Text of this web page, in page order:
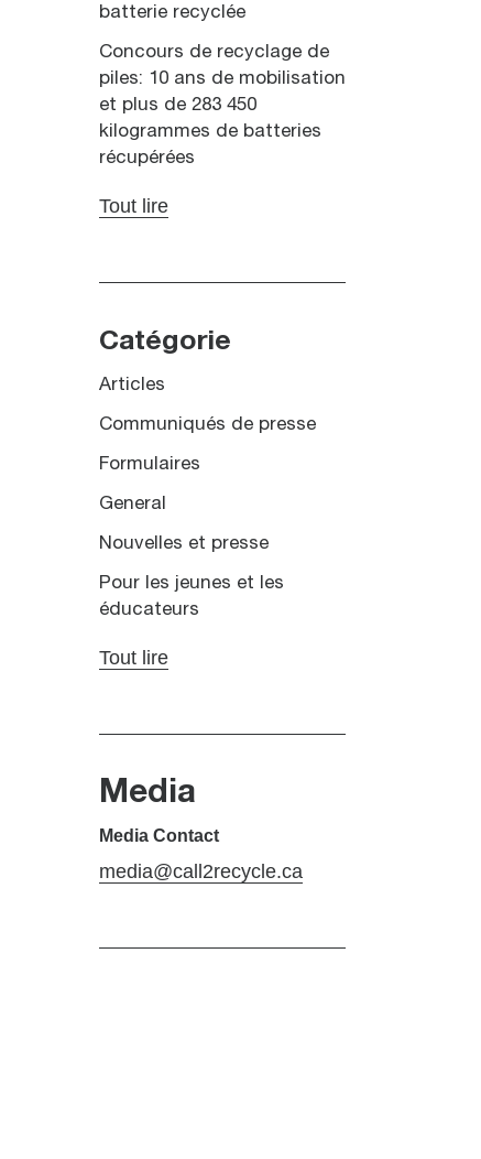
batterie recyclée
Concours de recyclage de
piles: 10 ans de mobilisation
et plus de 283 450
kilogrammes de batteries
récupérées
Tout lire
Catégorie
Articles
Communiqués de presse
Formulaires
General
Nouvelles et presse
Pour les jeunes et les
éducateurs
Tout lire
Media
Media Contact
media@call2recycle.ca